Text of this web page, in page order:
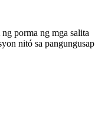
porma ng mga salita
nitó sa pangungusap